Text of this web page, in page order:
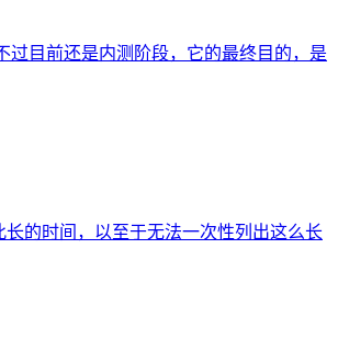
过目前还是内测阶段，它的最终目的，是
长的时间，以至于无法一次性列出这么长